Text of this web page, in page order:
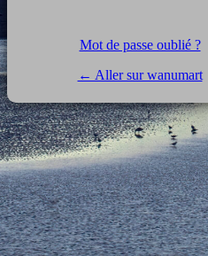
Mot de passe oublié ?
← Aller sur wanumart